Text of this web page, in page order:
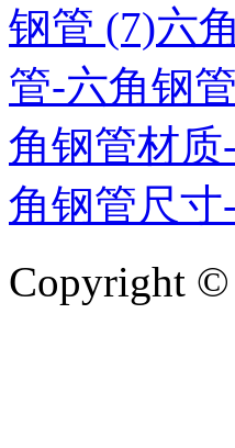
钢管 (7)六
管-六角钢
角钢管材
角钢管尺
Copyright